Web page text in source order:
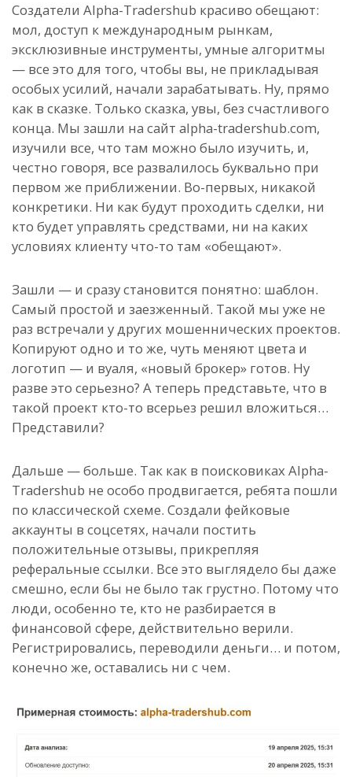
Создатели Alpha-Tradershub красиво обещают:
мол, доступ к международным рынкам,
эксклюзивные инструменты, умные алгоритмы
— все это для того, чтобы вы, не прикладывая
особых усилий, начали зарабатывать. Ну, прямо
как в сказке. Только сказка, увы, без счастливого
конца. Мы зашли на сайт alpha-tradershub.com,
изучили все, что там можно было изучить, и,
честно говоря, все развалилось буквально при
первом же приближении. Во-первых, никакой
конкретики. Ни как будут проходить сделки, ни
кто будет управлять средствами, ни на каких
условиях клиенту что-то там «обещают».
Зашли — и сразу становится понятно: шаблон.
Самый простой и заезженный. Такой мы уже не
раз встречали у других мошеннических проектов.
Копируют одно и то же, чуть меняют цвета и
логотип — и вуаля, «новый брокер» готов. Ну
разве это серьезно? А теперь представьте, что в
такой проект кто-то всерьез решил вложиться…
Представили?
Дальше — больше. Так как в поисковиках Alpha-
Tradershub не особо продвигается, ребята пошли
по классической схеме. Создали фейковые
аккаунты в соцсетях, начали постить
положительные отзывы, прикрепляя
реферальные ссылки. Все это выглядело бы даже
смешно, если бы не было так грустно. Потому что
люди, особенно те, кто не разбирается в
финансовой сфере, действительно верили.
Регистрировались, переводили деньги… и потом,
конечно же, оставались ни с чем.